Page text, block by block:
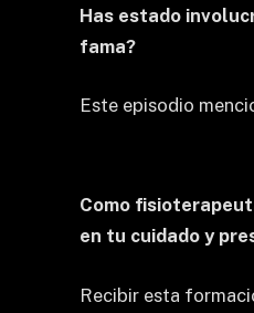
Has estado
fama?
Este episodio
Como
en tu cuidado y
Recibir esta